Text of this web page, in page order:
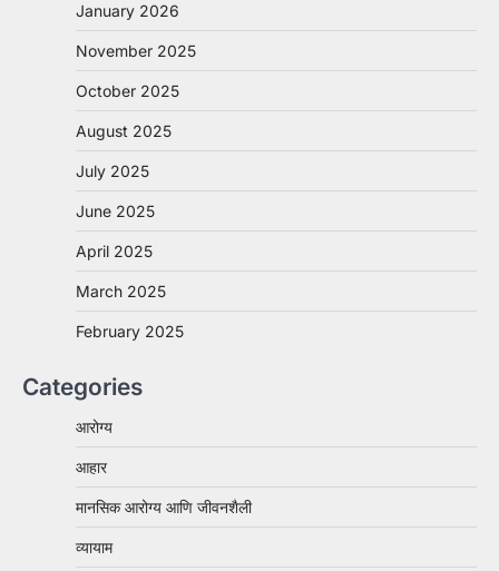
January 2026
November 2025
October 2025
August 2025
July 2025
June 2025
April 2025
March 2025
February 2025
Categories
आरोग्य
आहार
मानसिक आरोग्य आणि जीवनशैली
व्यायाम